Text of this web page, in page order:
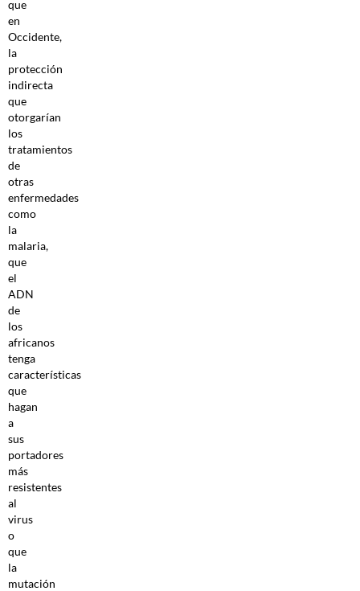
que
en
Occidente,
la
protección
indirecta
que
otorgarían
los
tratamientos
de
otras
enfermedades
como
la
malaria,
que
el
ADN
de
los
africanos
tenga
características
que
hagan
a
sus
portadores
más
resistentes
al
virus
o
que
la
mutación